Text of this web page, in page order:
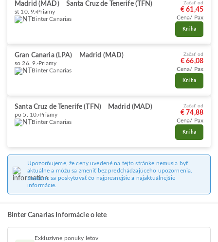
Madrid (MAD) Santa Cruz de Tenerife (TFN)
št 10. 9. Priamy
Binter Canarias
Začať od
€ 61,45
Cena/ Pax
Kniha
Gran Canaria (LPA) Madrid (MAD)
so 26. 9. Priamy
Binter Canarias
Začať od
€ 66,08
Cena/ Pax
Kniha
Santa Cruz de Tenerife (TFN) Madrid (MAD)
po 5. 10. Priamy
Binter Canarias
Začať od
€ 74,88
Cena/ Pax
Kniha
Upozorňujeme, že ceny uvedené na tejto stránke nemusia byť
aktuálne a môžu sa zmeniť bez predchádzajúceho upozornenia.
Snažíme sa poskytovať čo najpresnejšie a najaktuálnejšie
informácie.
Binter Canarias Informácie o lete
Exkluzívne ponuky letov